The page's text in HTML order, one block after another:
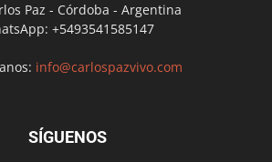
Paz - Córdoba - Argentina
+5493541585147
info@carlospazvivo.com
SÍGUENOS